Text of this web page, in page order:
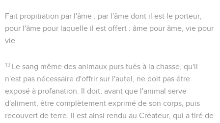
Fait propitiation par l'âme : par l'âme dont il est le porteur,
pour l'âme pour laquelle il est offert : âme pour âme, vie pour
vie.
13 Le sang même des animaux purs tués à la chasse, qu'il
n'est pas nécessaire d'offrir sur l'autel, ne doit pas être
exposé à profanation. Il doit, avant que l'animal serve
d'aliment, être complètement exprimé de son corps, puis
recouvert de terre. Il est ainsi rendu au Créateur, qui a tiré de